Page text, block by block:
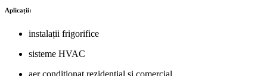
Aplicații:
instalații frigorifice
sisteme HVAC
aer condiționat rezidențial și comercial